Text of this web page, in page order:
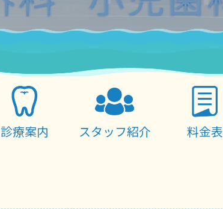
診療案内 スタッフ紹介 料金表